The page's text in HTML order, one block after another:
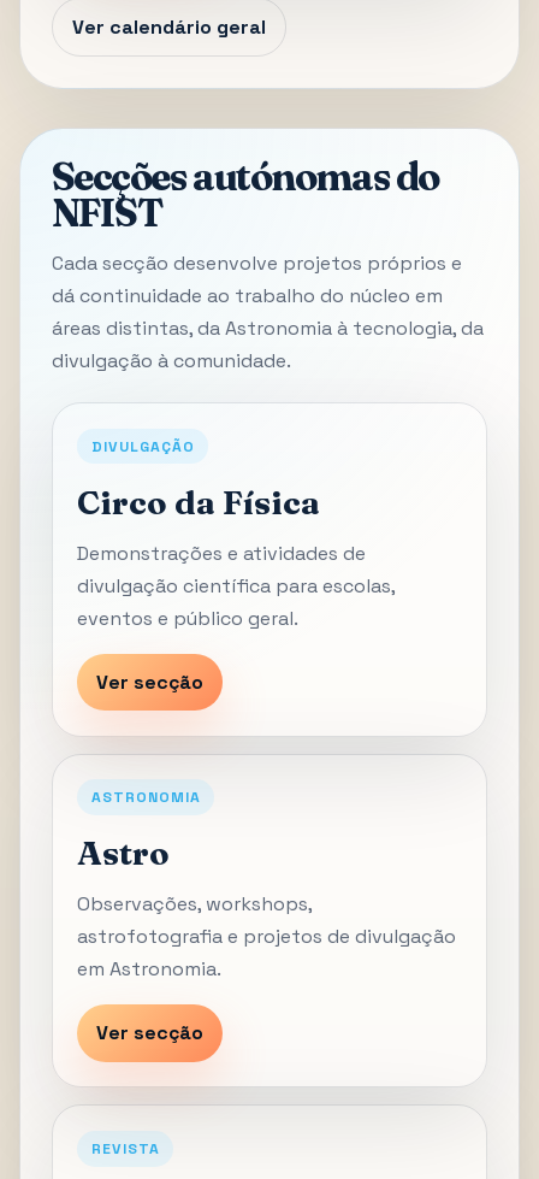
Ver calendário geral
Secções autónomas do
NFIST
Cada secção desenvolve projetos próprios e
dá continuidade ao trabalho do núcleo em
áreas distintas, da Astronomia à tecnologia, da
divulgação à comunidade.
DIVULGAÇÃO
Circo da Física
Demonstrações e atividades de
divulgação científica para escolas,
eventos e público geral.
Ver secção
ASTRONOMIA
Astro
Observações, workshops,
astrofotografia e projetos de divulgação
em Astronomia.
Ver secção
REVISTA